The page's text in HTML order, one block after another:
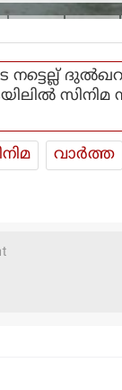
നട്ടെല്ല്
സിനിമ
വാര്‍ത്ത